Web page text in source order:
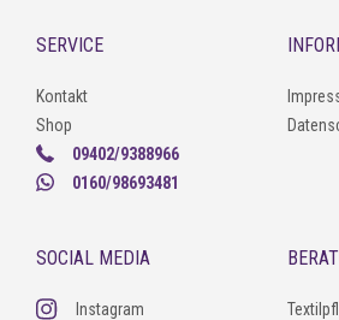
SERVICE
Kontakt
Shop
09402/9388966
0160/98693481
SOCIAL MEDIA
Instagram